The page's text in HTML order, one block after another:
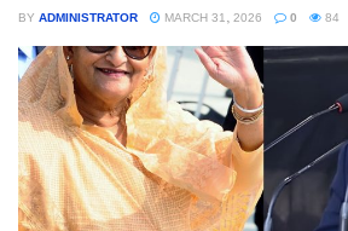
BY ADMINISTRATOR MARCH 31, 2026 0 84